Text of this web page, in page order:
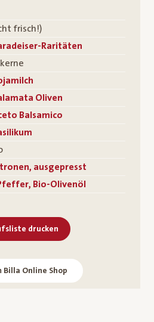
frisch!)
Raritäten
Oliven
Balsamico
ausgepresst
Bio-Olivenöl
drucken
Billa Online Shop